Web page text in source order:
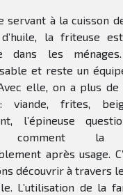
servant à la cuisson
la friteuse
dans les
et reste un
elle, on a plus
viande, frites,
l’épineuse
comment la
après usage.
découvrir à travers
L’utilisation de la